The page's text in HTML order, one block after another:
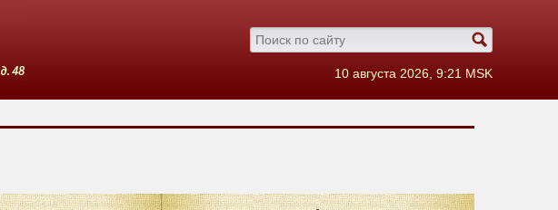
10 августа 2026, 9:21 MSK